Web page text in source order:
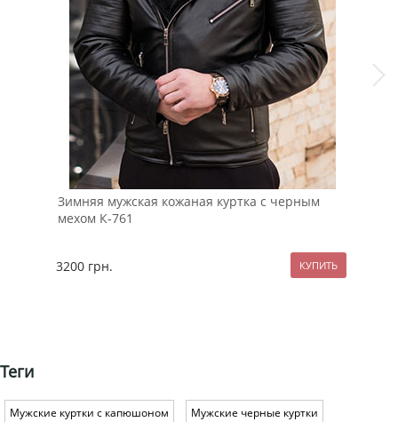
Зимняя мужская кожаная куртка с черным
мехом К-761
3200 грн.
Теги
Мужские куртки с капюшоном Мужские черные куртки